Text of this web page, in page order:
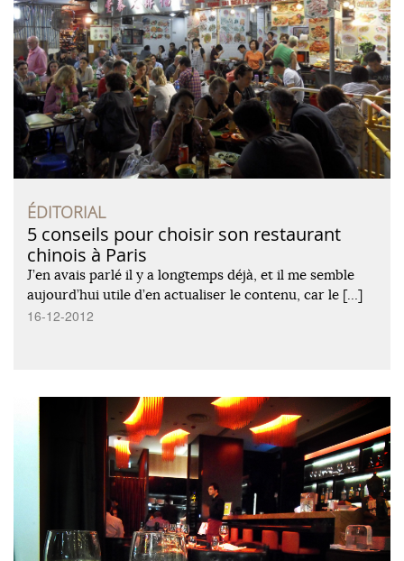
ÉDITORIAL
5 conseils pour choisir son restaurant
chinois à Paris
J’en avais parlé il y a longtemps déjà, et il me semble
aujourd’hui utile d’en actualiser le contenu, car le […]
16-12-2012